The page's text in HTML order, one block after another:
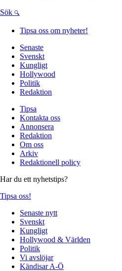
Sök
Tipsa oss om nyheter!
Senaste
Svenskt
Kungligt
Hollywood
Politik
Redaktion
Tipsa
Kontakta oss
Annonsera
Redaktion
Om oss
Arkiv
Redaktionell policy
Har du ett nyhetstips?
Tipsa oss!
Senaste nytt
Svenskt
Kungligt
Hollywood & Världen
Politik
Vi avslöjar
Kändisar A-Ö